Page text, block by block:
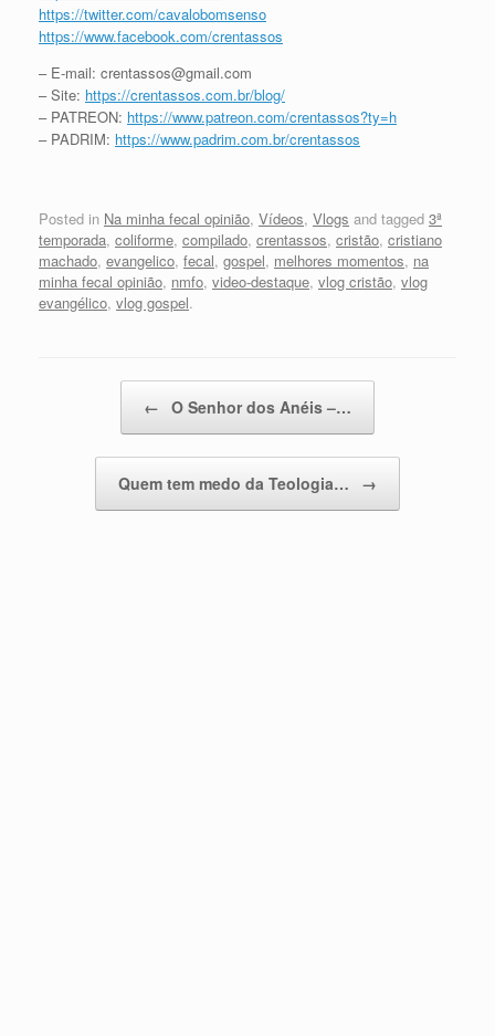
https://twitter.com/cavalobomsenso
https://www.facebook.com/crentassos
– E-mail: crentassos@gmail.com
– Site: https://crentassos.com.br/blog/
– PATREON: https://www.patreon.com/crentassos?ty=h
– PADRIM: https://www.padrim.com.br/crentassos
Posted in Na minha fecal opinião, Vídeos, Vlogs and tagged 3ª
temporada, coliforme, compilado, crentassos, cristão, cristiano
machado, evangelico, fecal, gospel, melhores momentos, na
minha fecal opinião, nmfo, video-destaque, vlog cristão, vlog
evangélico, vlog gospel.
← O Senhor dos Anéis –…
Quem tem medo da Teologia… →